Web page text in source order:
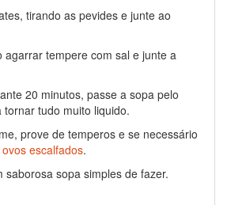
tirando as pevides e junte ao
agarrar tempere com sal e junte a
20 minutos, passe a sopa pelo
tudo muito liquido.
prove de temperos e se necessário
ovos escalfados.
saborosa sopa simples de fazer.